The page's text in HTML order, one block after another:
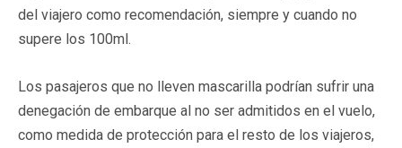
del viajero como recomendación, siempre y cuando no
supere los 100ml.
Los pasajeros que no lleven mascarilla podrían sufrir una
denegación de embarque al no ser admitidos en el vuelo,
como medida de protección para el resto de los viajeros,